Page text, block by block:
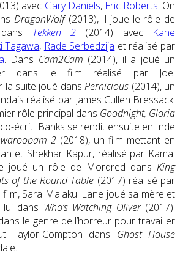
avec Gary Daniels, Eric Roberts. On
DragonWolf(2013), Il joue le rôle de
Tekken 2(2014) avec Kane
Tagawa, Rade Serbedzija et réalisé par
. Dans Cam2Cam (2014), il a joué un
dans le film réalisé par Joel
la suite joué dansPernicious (2014), un
réalisé par James Cullen Bressack.
rôle principal dans Goodnight, Gloria
écrit. Banks se rendit ensuite en Inde
2 (2018), un film mettant en
et Shekhar Kapur, réalisé par Kamal
joué un rôle de Mordred dans King
of the Round Table (2017) réalisé par
Sara Malakul Lane joué sa mère et
dans Who’s Watching Oliver(2017).
le genre de l’horreur pour travailler
Taylor-Compton dans Ghost House